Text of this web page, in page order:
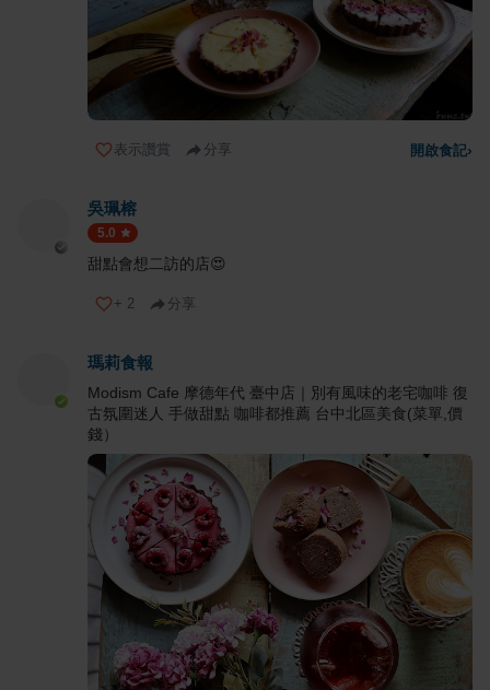
表示讚賞 分享 開啟食記›
吳珮榕
5.0
甜點會想二訪的店😍
+ 2 分享
瑪莉食報
Modism Cafe 摩德年代 臺中店｜別有風味的老宅咖啡 復
古氛圍迷人 手做甜點 咖啡都推薦 台中北區美食(菜單,價
錢）